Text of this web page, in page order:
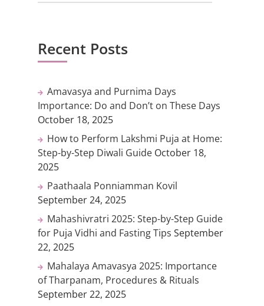
Recent Posts
Amavasya and Purnima Days
Importance: Do and Don’t on These Days
October 18, 2025
How to Perform Lakshmi Puja at Home:
Step-by-Step Diwali Guide October 18,
2025
Paathaala Ponniamman Kovil
September 24, 2025
Mahashivratri 2025: Step-by-Step Guide
for Puja Vidhi and Fasting Tips September
22, 2025
Mahalaya Amavasya 2025: Importance
of Tharpanam, Procedures & Rituals
September 22, 2025